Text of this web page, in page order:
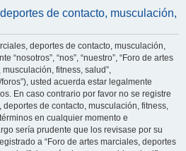
de contacto, musculación,
deportes de contacto, musculación,
“nosotros”, “nos”, “nuestro”, “Foro de artes
fitness, salud”,
usted acuerda estar legalmente
En caso contrario por favor no se registre
deportes de contacto, musculación, fitness,
en cualquier momento e
sería prudente que los revisase por su
a “Foro de artes marciales, deportes